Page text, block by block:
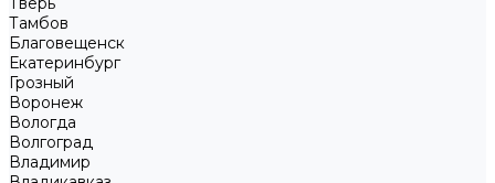
Тамбов
Благовещенск
Екатеринбург
Грозный
Воронеж
Вологда
Волгоград
Владимир